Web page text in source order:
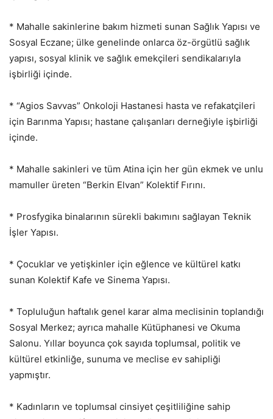
* Mahalle sakinlerine bakım hizmeti sunan Sağlık Yapısı ve
Sosyal Eczane; ülke genelinde onlarca öz-örgütlü sağlık
yapısı, sosyal klinik ve sağlık emekçileri sendikalarıyla
işbirliği içinde.
* “Agios Savvas” Onkoloji Hastanesi hasta ve refakatçileri
için Barınma Yapısı; hastane çalışanları derneğiyle işbirliği
içinde.
* Mahalle sakinleri ve tüm Atina için her gün ekmek ve unlu
mamuller üreten “Berkin Elvan” Kolektif Fırını.
* Prosfygika binalarının sürekli bakımını sağlayan Teknik
İşler Yapısı.
* Çocuklar ve yetişkinler için eğlence ve kültürel katkı
sunan Kolektif Kafe ve Sinema Yapısı.
* Topluluğun haftalık genel karar alma meclisinin toplandığı
Sosyal Merkez; ayrıca mahalle Kütüphanesi ve Okuma
Salonu. Yıllar boyunca çok sayıda toplumsal, politik ve
kültürel etkinliğe, sunuma ve meclise ev sahipliği
yapmıştır.
* Kadınların ve toplumsal cinsiyet çeşitliliğine sahip